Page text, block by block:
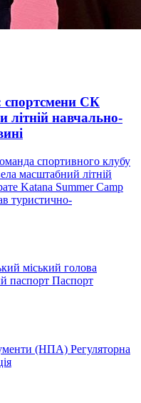
спортсмени СК
навчально-
спортивного клубу
масштабний літній
Katana Summer Camp
туристично-
міський голова
паспорт Паспорт
(НПА) Регуляторна